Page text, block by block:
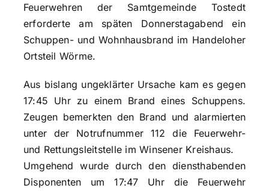
Feuerwehren der Samtgemeinde Tostedt
erforderte am späten Donnerstagabend ein
Schuppen- und Wohnhausbrand im Handeloher
Ortsteil Wörme.
Aus bislang ungeklärter Ursache kam es gegen
17:45 Uhr zu einem Brand eines Schuppens.
Zeugen bemerkten den Brand und alarmierten
unter der Notrufnummer 112 die Feuerwehr-
und Rettungsleitstelle im Winsener Kreishaus.
Umgehend wurde durch den diensthabenden
Disponenten um 17:47 Uhr die Feuerwehr